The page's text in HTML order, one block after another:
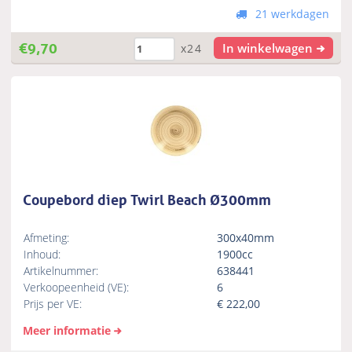
21 werkdagen
€9,70 x24 In winkelwagen
Coupebord diep Twirl Beach Ø300mm
Afmeting:
300x40mm
Inhoud:
1900cc
Artikelnummer:
638441
Verkoopeenheid (VE):
6
Prijs per VE:
€222,00
Meer informatie